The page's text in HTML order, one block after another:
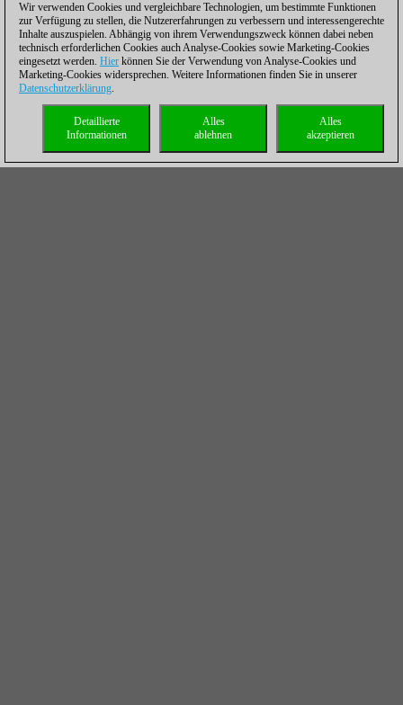
Wir verwenden Cookies und vergleichbare Technologien, um bestimmte Funktionen
zur Verfügung zu stellen, die Nutzererfahrungen zu verbessern und interessengerechte
Inhalte auszuspielen. Abhängig von ihrem Verwendungszweck können dabei neben
technisch erforderlichen Cookies auch Analyse-Cookies sowie Marketing-Cookies
eingesetzt werden. Hier können Sie der Verwendung von Analyse-Cookies und
Marketing-Cookies widersprechen. Weitere Informationen finden Sie in unserer
Datenschutzerklärung.
Alles
akzeptieren
Alles
ablehnen
Detaillierte
Informationen